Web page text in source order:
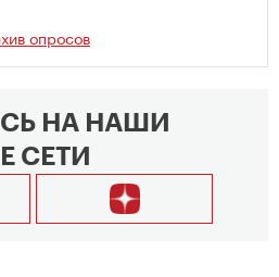
опросов
НА НАШИ
СЕТИ